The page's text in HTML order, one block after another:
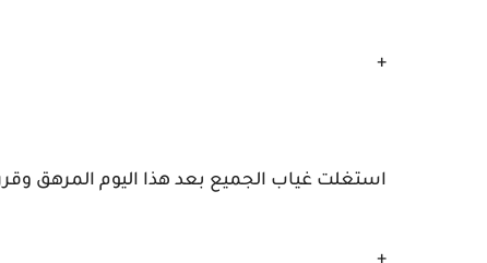
+
استغلت غياب الجميع بعد هذا اليوم المرهق